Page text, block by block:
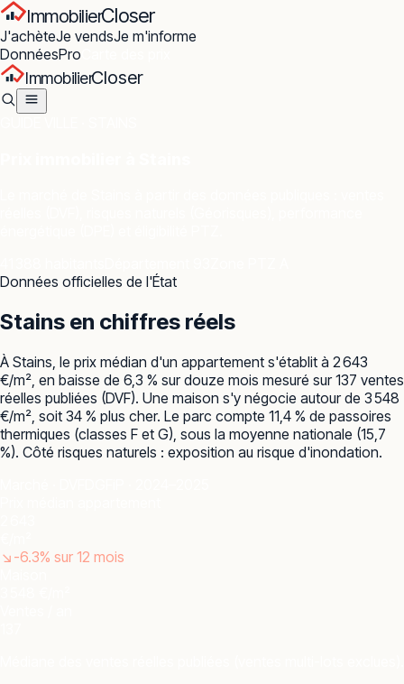
ImmobilierCloser
J'achèteJe vendsJe m'informe
DonnéesPro
ImmobilierCloser
Données officielles de l'État
Stains en chiffres réels
À Stains, le prix médian d'un appartement s'établit à 2 643
€/m², en baisse de 6,3 % sur douze mois mesuré sur 137 ventes
réelles publiées (DVF). Une maison s'y négocie autour de 3 548
€/m², soit 34 % plus cher. Le parc compte 11,4 % de passoires
thermiques (classes F et G), sous la moyenne nationale (15,7
%). Côté risques naturels : exposition au risque d'inondation.
↘ -6.3% sur 12 mois